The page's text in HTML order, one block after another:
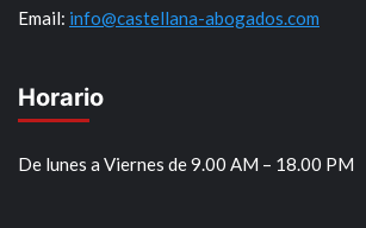
Email: info@castellana-abogados.com
Horario
De lunes a Viernes de 9.00 AM – 18.00 PM